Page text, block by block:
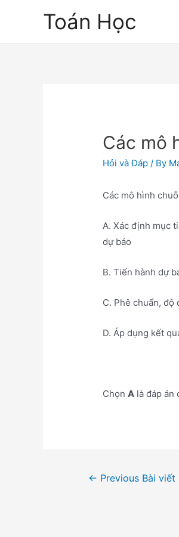
Toán Học
Các mô
Hỏi và Đáp / By
Các mô hình
A. Xác định mục
dự báo
B. Tiến hành dự
C. Phê chuẩn, độ
D. Áp dụng kết
ChọnA là đáp án
Điều← Previous Bài viết